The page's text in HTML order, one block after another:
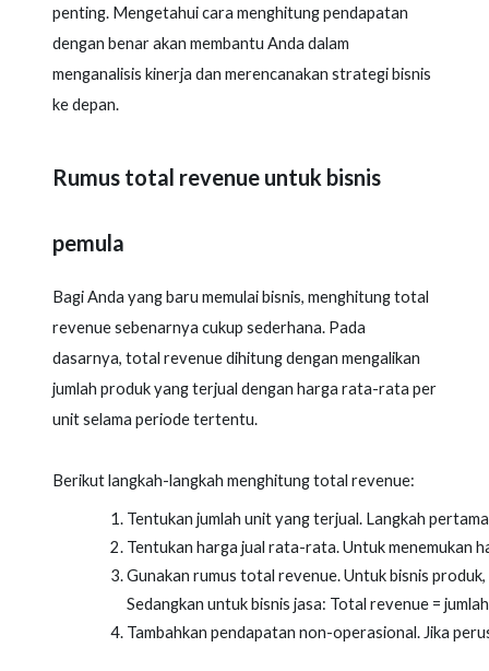
penting. Mengetahui cara menghitung pendapatan
dengan benar akan membantu Anda dalam
menganalisis kinerja dan merencanakan strategi bisnis
ke depan.
Rumus total revenue untuk bisnis
pemula
Bagi Anda yang baru memulai bisnis, menghitung total
revenue sebenarnya cukup sederhana. Pada
dasarnya, total revenue dihitung dengan mengalikan
jumlah produk yang terjual dengan harga rata-rata per
unit selama periode tertentu.
Berikut langkah-langkah menghitung total revenue:
Tentukan jumlah unit yang terjual. Langkah
Tentukan harga jual rata-rata. Untuk menemukan
Gunakan rumus total revenue. Untuk bisnis
Sedangkan untuk bisnis jasa: Total revenue =
Tambahkan pendapatan non-operasional. Jika